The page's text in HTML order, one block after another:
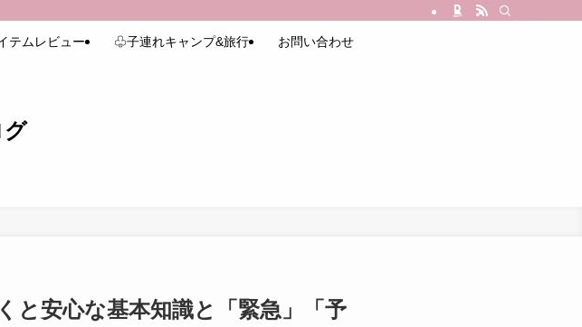
グ
テムレビュー ♧子連れキャンプ&旅行 お問い合わせ
と安心な基本知識と「緊急」「予